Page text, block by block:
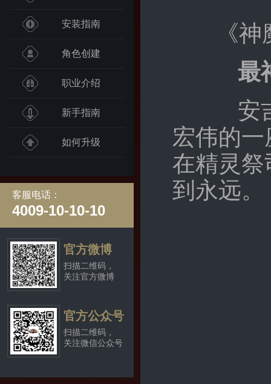
安装指南
角色创建
职业介绍
新手指南
如何升级
客服电话：
4009-10-10-10
官方微博
扫描二维码，
关注官方微博
官方公众号
扫描二维码，
关注微信公众号
《
最
安吉
宏伟的
在精灵
到永远。